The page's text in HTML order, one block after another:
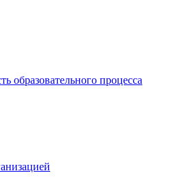
образовательного процесса